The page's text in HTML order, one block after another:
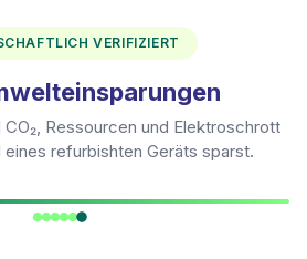
VERIFIZIERT
Ressourcen und Elektroschrott
eines refurbishten Geräts sparst.